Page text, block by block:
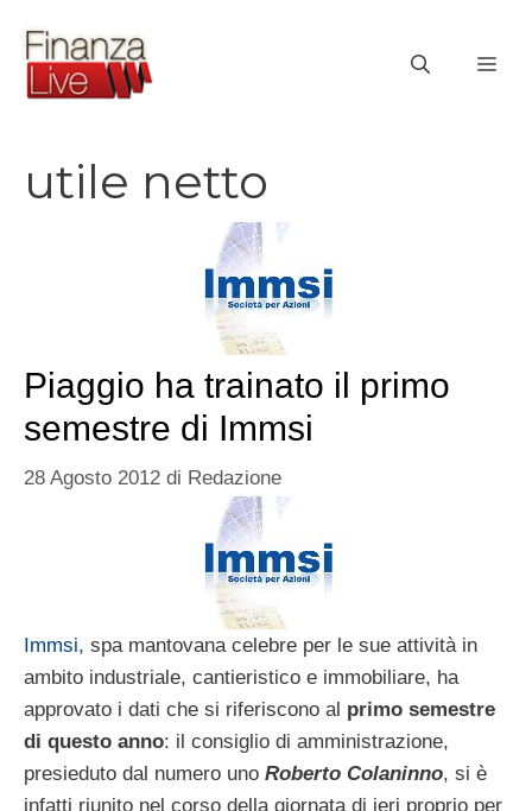
contenuto
utile netto
Piaggio ha trainato il primo
semestre di Immsi
28 Agosto 2012 di Redazione
Immsi, spa mantovana celebre per le sue attività in
ambito industriale, cantieristico e immobiliare, ha
approvato i dati che si riferiscono al primo semestre
di questo anno: il consiglio di amministrazione,
presieduto dal numero uno Roberto Colaninno, si è
infatti riunito nel corso della giornata di ieri proprio per